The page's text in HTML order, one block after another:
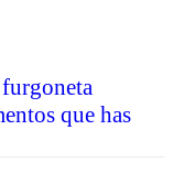
que has